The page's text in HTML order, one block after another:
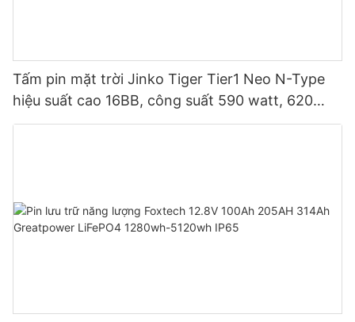
Tấm pin mặt trời Jinko Tiger Tier1 Neo N-Type
hiệu suất cao 16BB, công suất 590 watt, 620
watt, 630 watt, 650 watt, dạng module hai mặt.